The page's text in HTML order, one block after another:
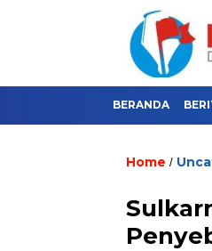
BERANDA
Home /